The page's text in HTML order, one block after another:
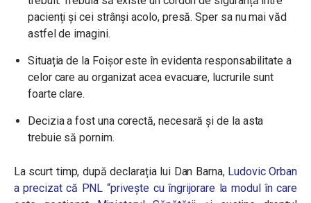
pacienți și cei strânși acolo, presă. Sper sa nu mai văd
astfel de imagini.
Situația de la Foișor este în evidenta responsabilitate a
celor care au organizat acea evacuare, lucrurile sunt
foarte clare.
Decizia a fost una corectă, necesară și de la asta
trebuie să pornim.
La scurt timp, după declarația lui Dan Barna, Ludovic Orban
a precizat că PNL “privește cu îngrijorare la modul în care